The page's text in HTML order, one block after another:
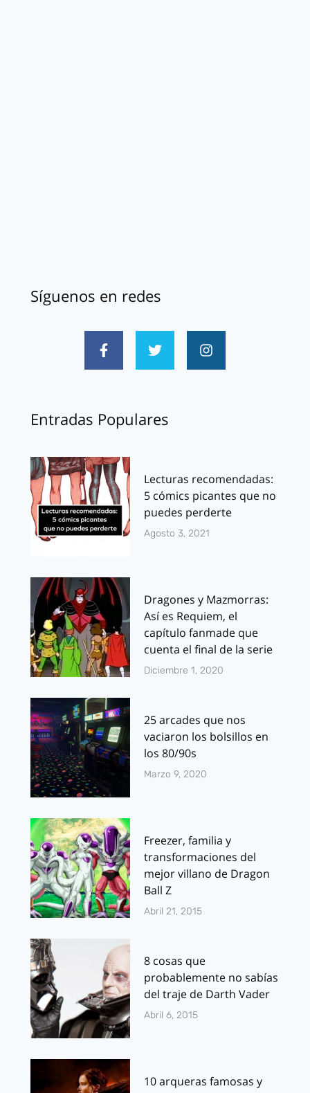
Síguenos en redes
Entradas Populares
Lecturas recomendadas:
5 cómics picantes que no
puedes perderte
Agosto 3, 2021
Dragones y Mazmorras:
Así es Requiem, el
capítulo fanmade que
cuenta el final de la serie
Diciembre 1, 2020
25 arcades que nos
vaciaron los bolsillos en
los 80/90s
Marzo 9, 2020
Freezer, familia y
transformaciones del
mejor villano de Dragon
Ball Z
Abril 21, 2015
8 cosas que
probablemente no sabías
del traje de Darth Vader
Abril 6, 2015
10 arqueras famosas y